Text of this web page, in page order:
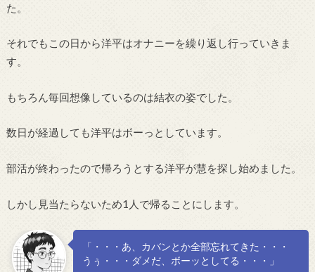
た。
それでもこの日から洋平はオナニーを繰り返し行っていきま
す。
もちろん毎回想像しているのは結衣の姿でした。
数日が経過しても洋平はボーっとしています。
部活が終わったので帰ろうとする洋平が慧を探し始めました。
しかし見当たらないため1人で帰ることにします。
「・・・あ、カバンとか全部忘れてきた・・・
うぅ・・・ダメだ、ボーッとしてる・・・」